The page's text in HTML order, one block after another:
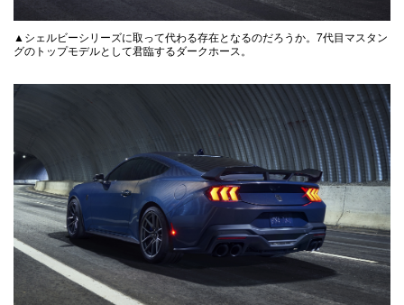
▲シェルビーシリーズに取って代わる存在となるのだろうか。7代目マスタン
グのトップモデルとして君臨するダークホース。